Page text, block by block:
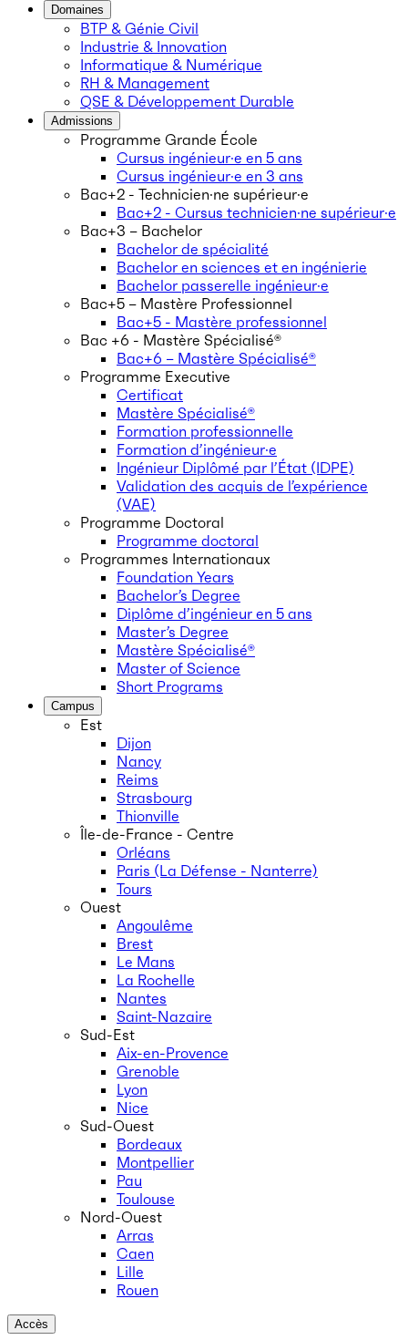
Domaines
BTP & Génie Civil
Industrie & Innovation
Informatique & Numérique
RH & Management
QSE & Développement Durable
Admissions
Programme Grande École
Cursus ingénieur·e en 5 ans
Cursus ingénieur·e en 3 ans
Bac+2 - Technicien·ne supérieur·e
Bac+2 - Cursus technicien·ne supérieur·e
Bac+3 – Bachelor
Bachelor de spécialité
Bachelor en sciences et en ingénierie
Bachelor passerelle ingénieur·e
Bac+5 – Mastère Professionnel
Bac+5 - Mastère professionnel
Bac +6 - Mastère Spécialisé®
Bac+6 – Mastère Spécialisé®
Programme Executive
Certificat
Mastère Spécialisé®
Formation professionnelle
Formation d’ingénieur·e
Ingénieur Diplômé par l’État (IDPE)
Validation des acquis de l’expérience
(VAE)
Programme Doctoral
Programme doctoral
Programmes Internationaux
Foundation Years
Bachelor’s Degree
Diplôme d’ingénieur en 5 ans
Master’s Degree
Mastère Spécialisé®
Master of Science
Short Programs
Campus
Est
Dijon
Nancy
Reims
Strasbourg
Thionville
Île-de-France - Centre
Orléans
Paris (La Défense - Nanterre)
Tours
Ouest
Angoulême
Brest
Le Mans
La Rochelle
Nantes
Saint-Nazaire
Sud-Est
Aix-en-Provence
Grenoble
Lyon
Nice
Sud-Ouest
Bordeaux
Montpellier
Pau
Toulouse
Nord-Ouest
Arras
Caen
Lille
Rouen
Accès